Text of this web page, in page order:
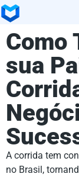
Como
sua
A corrida tem
no Brasil,